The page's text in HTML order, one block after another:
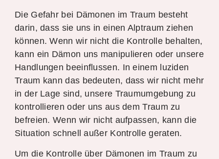
Die Gefahr bei Dämonen im Traum besteht
darin, dass sie uns in einen Alptraum ziehen
können. Wenn wir nicht die Kontrolle behalten,
kann ein Dämon uns manipulieren oder unsere
Handlungen beeinflussen. In einem luziden
Traum kann das bedeuten, dass wir nicht mehr
in der Lage sind, unsere Traumumgebung zu
kontrollieren oder uns aus dem Traum zu
befreien. Wenn wir nicht aufpassen, kann die
Situation schnell außer Kontrolle geraten.
Um die Kontrolle über Dämonen im Traum zu